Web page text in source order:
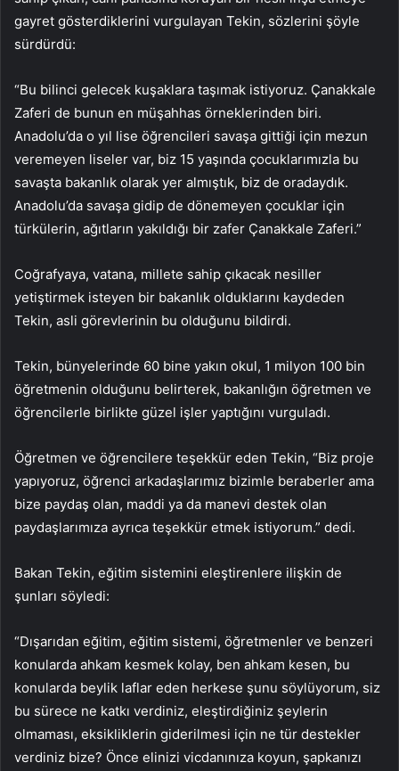
gayret gösterdiklerini vurgulayan Tekin, sözlerini şöyle
sürdürdü:
“Bu bilinci gelecek kuşaklara taşımak istiyoruz. Çanakkale
Zaferi de bunun en müşahhas örneklerinden biri.
Anadolu’da o yıl lise öğrencileri savaşa gittiği için mezun
veremeyen liseler var, biz 15 yaşında çocuklarımızla bu
savaşta bakanlık olarak yer almıştık, biz de oradaydık.
Anadolu’da savaşa gidip de dönemeyen çocuklar için
türkülerin, ağıtların yakıldığı bir zafer Çanakkale Zaferi.”
Coğrafyaya, vatana, millete sahip çıkacak nesiller
yetiştirmek isteyen bir bakanlık olduklarını kaydeden
Tekin, asli görevlerinin bu olduğunu bildirdi.
Tekin, bünyelerinde 60 bine yakın okul, 1 milyon 100 bin
öğretmenin olduğunu belirterek, bakanlığın öğretmen ve
öğrencilerle birlikte güzel işler yaptığını vurguladı.
Öğretmen ve öğrencilere teşekkür eden Tekin, “Biz proje
yapıyoruz, öğrenci arkadaşlarımız bizimle beraberler ama
bize paydaş olan, maddi ya da manevi destek olan
paydaşlarımıza ayrıca teşekkür etmek istiyorum.” dedi.
Bakan Tekin, eğitim sistemini eleştirenlere ilişkin de
şunları söyledi:
“Dışarıdan eğitim, eğitim sistemi, öğretmenler ve benzeri
konularda ahkam kesmek kolay, ben ahkam kesen, bu
konularda beylik laflar eden herkese şunu söylüyorum, siz
bu sürece ne katkı verdiniz, eleştirdiğiniz şeylerin
olmaması, eksikliklerin giderilmesi için ne tür destekler
verdiniz bize? Önce elinizi vicdanınıza koyun, şapkanızı